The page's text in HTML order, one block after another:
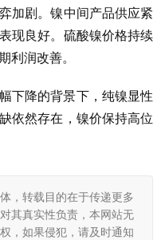
加剧。镍中间产品供应紧
现良好。硫酸镍价格持续
利润改善。
下降的背景下，纯镍显性
依然存在，镍价保持高位
，转载目的在于传递更多
其真实性负责，本网站无
，如果侵犯，请及时通知